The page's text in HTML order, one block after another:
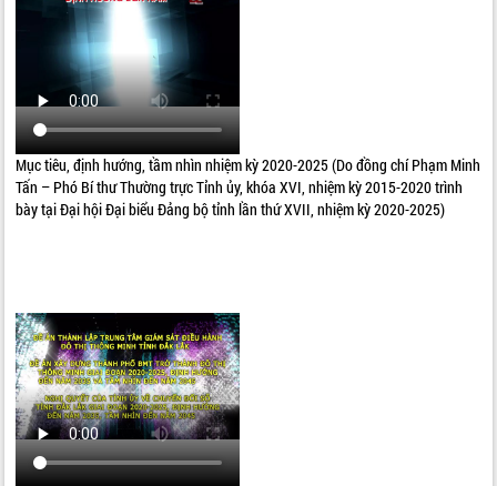
Mục tiêu, định hướng, tầm nhìn nhiệm kỳ 2020-2025 (Do đồng chí Phạm Minh
Tấn – Phó Bí thư Thường trực Tỉnh ủy, khóa XVI, nhiệm kỳ 2015-2020 trình
bày tại Đại hội Đại biểu Đảng bộ tỉnh lần thứ XVII, nhiệm kỳ 2020-2025)